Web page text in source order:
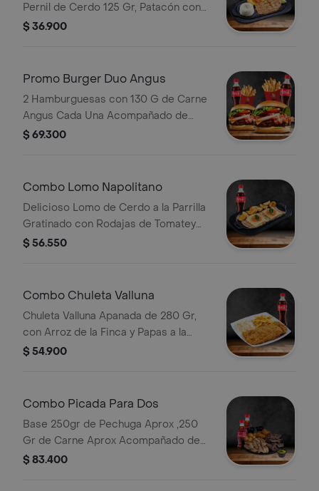
Pernil de Cerdo 125 Gr, Patacón con
Hogao, Arroz, Aguacate, con
$ 36.900
Promo Burger Duo Angus
2 Hamburguesas con 130 G de Carne
Angus Cada Una Acompañado de
Cebolla, Tomate, Lechuga, Queso
Eleccion
$ 69.300
Combo Lomo Napolitano
Delicioso Lomo de Cerdo a la Parrilla
Gratinado con Rodajas de Tomatey
Papa en Casco con Bebida.
$ 56.550
Combo Chuleta Valluna
Chuleta Valluna Apanada de 280 Gr,
con Arroz de la Finca y Papas a la
Francesa Bebida
$ 54.900
Combo Picada Para Dos
Base 250gr de Pechuga Aprox ,250
Gr de Carne Aprox Acompañado de
Papa Criolla, Plátano Maduro,
$ 83.400